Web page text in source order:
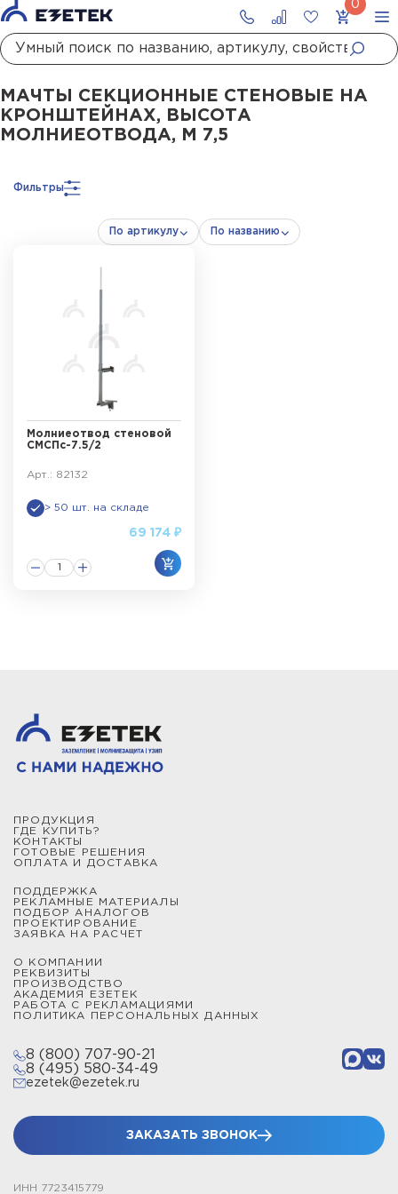
ГлавнаяКаталог Стержневые молниеотводы и мачты
МАЧТЫ СЕКЦИОННЫЕ СТЕНОВЫЕ НА
КРОНШТЕЙНАХ, ВЫСОТА
МОЛНИЕОТВОДА, М 7,5
Фильтры
По артикулу По названию
Молниеотвод стеновой
СМСПс-7.5/2
Арт.: 82132
> 50 шт. на складе
69 174 ₽
ПРОДУКЦИЯ
ГДЕ КУПИТЬ?
КОНТАКТЫ
ГОТОВЫЕ РЕШЕНИЯ
ОПЛАТА И ДОСТАВКА
ПОДДЕРЖКА
РЕКЛАМНЫЕ МАТЕРИАЛЫ
ПОДБОР АНАЛОГОВ
ПРОЕКТИРОВАНИЕ
ЗАЯВКА НА РАСЧЕТ
О КОМПАНИИ
РЕКВИЗИТЫ
ПРОИЗВОДСТВО
АКАДЕМИЯ ЕЗЕТЕК
РАБОТА С РЕКЛАМАЦИЯМИ
ПОЛИТИКА ПЕРСОНАЛЬНЫХ ДАННЫХ
8 (800) 707-90-21
8 (495) 580-34-49
ezetek@ezetek.ru
ЗАКАЗАТЬ ЗВОНОК
ИНН 7723415779